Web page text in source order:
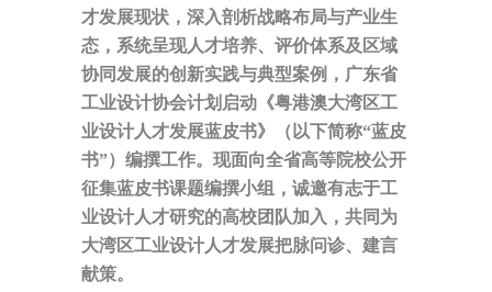
才发展现状，深入剖析战略布局与产业生
态，系统呈现人才培养、评价体系及区域
协同发展的创新实践与典型案例，广东省
工业设计协会计划 启动《粤港澳大湾区工
业设计人才发展蓝皮书》（以下简称“蓝皮
书”）编撰工作。现面向全省高等院校公开
征集蓝皮书课题编撰小组，诚邀有志于工
业设计人才研究的高校团队加入，共同为
大湾区工业设计人才发展把脉问诊、建言
献策。